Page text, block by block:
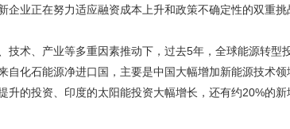
企业正在努力适应融资成本上升和政策不确定性的双重挑
技术、产业等多重因素推动下，过去5年，全球能源转型
自化石能源净进口国，主要是中国大幅增加新能源技术
升的投资、印度的太阳能投资大幅增长，还有约20%的